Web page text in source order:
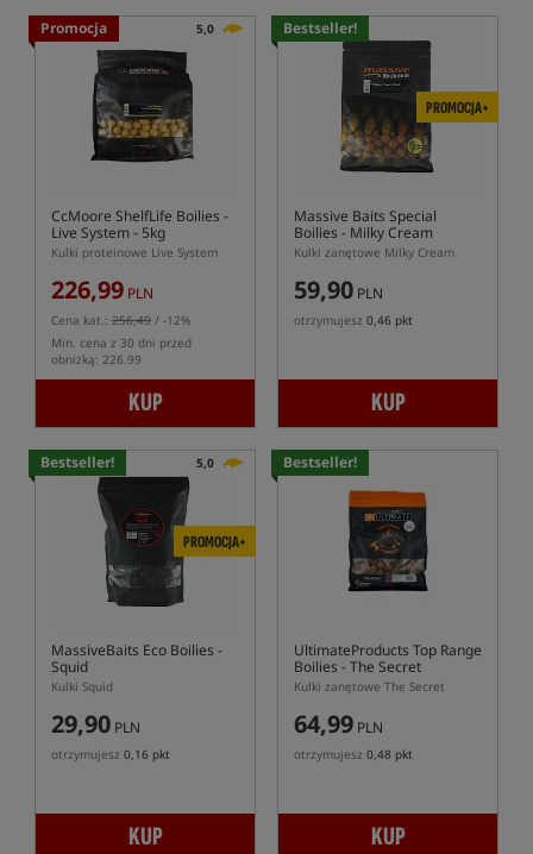
Promocja 5,0
CcMoore ShelfLife Boilies -
Live System - 5kg
Kulki proteinowe Live System
226,99 PLN
Cena kat.: 256,49 / -12%
Min. cena z 30 dni przed
obniżką: 226.99
KUP
Bestseller!
PROMOCJA+
Massive Baits Special
Boilies - Milky Cream
Kulki zanętowe Milky Cream
59,90 PLN
otrzymujesz 0,46 pkt
KUP
Bestseller! 5,0
PROMOCJA+
MassiveBaits Eco Boilies -
Squid
Kulki Squid
29,90 PLN
otrzymujesz 0,16 pkt
KUP
Bestseller!
UltimateProducts Top Range
Boilies - The Secret
Kulki zanętowe The Secret
64,99 PLN
otrzymujesz 0,48 pkt
KUP